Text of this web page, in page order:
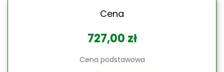
Cena
727,00 zł
Cena podstawowa